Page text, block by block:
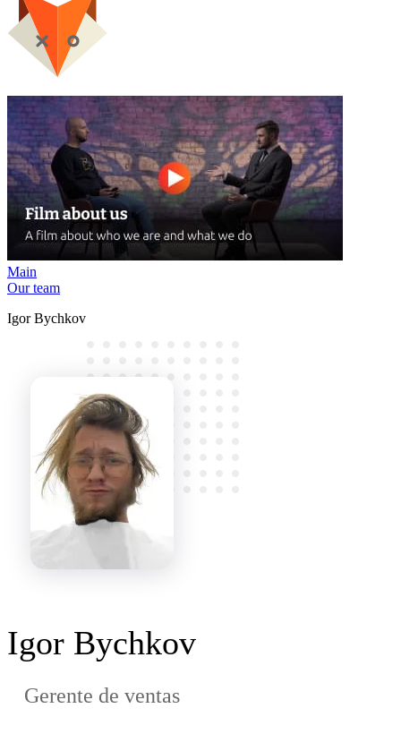
Main
Our team
Igor Bychkov
Igor Bychkov
Gerente de ventas